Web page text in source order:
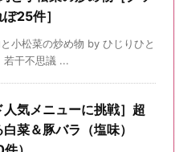
25件］
小松菜の炒め物 by ひじりひと
若干不思議 ...
人気メニューに挑戦］超
菜＆豚バラ（塩味）